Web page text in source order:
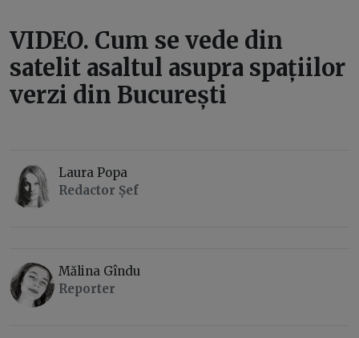
VIDEO. Cum se vede din
satelit asaltul asupra spațiilor
verzi din București
Laura Popa
Redactor Șef
Mălina Gîndu
Reporter